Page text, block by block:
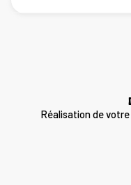
Réalisation de